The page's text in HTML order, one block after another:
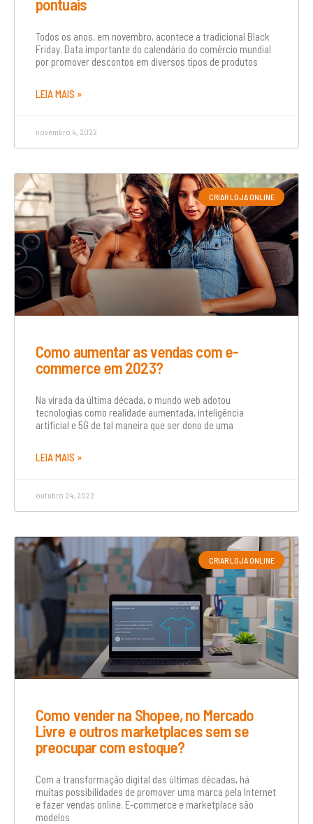
pontuais
Todos os anos, em novembro, acontece a tradicional Black
Friday. Data importante do calendário do comércio mundial
por promover descontos em diversos tipos de produtos
LEIA MAIS »
novembro 4, 2022
CRIAR LOJA ONLINE
Como aumentar as vendas com e-
commerce em 2023?
Na virada da última década, o mundo web adotou
tecnologias como realidade aumentada, inteligência
artificial e 5G de tal maneira que ser dono de uma
LEIA MAIS »
outubro 24, 2022
CRIAR LOJA ONLINE
Como vender na Shopee, no Mercado
Livre e outros marketplaces sem se
preocupar com estoque?
Com a transformação digital das últimas décadas, há
muitas possibilidades de promover uma marca pela Internet
e fazer vendas online. E-commerce e marketplace são
modelos